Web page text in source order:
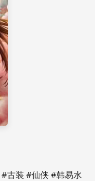
古装 #仙侠 #韩易水